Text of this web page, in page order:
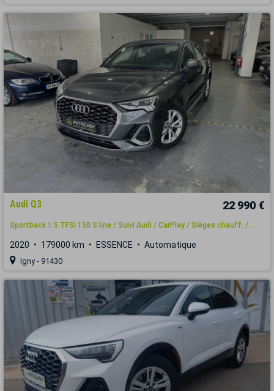
Audi Q3 22 990 €
Sportback 1.5 TFSI 150 S line / Suivi Audi / CarPlay / Sièges chauff. /...
2020 179000 km ESSENCE Automatique
Igny - 91430